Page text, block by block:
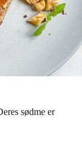
sødme er